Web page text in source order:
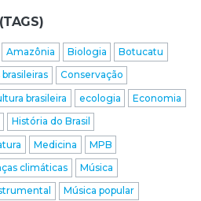
Amazônia Biologia
Botucatu
Conservação
brasileira ecologia
Economia
História do Brasil
Medicina
MPB
climáticas
Música
Música popular